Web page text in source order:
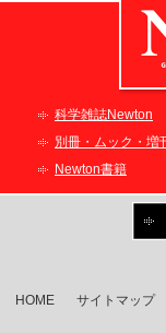
科学雑誌Newton
別冊・ムック・増
Newton書籍
HOME サイトマップ